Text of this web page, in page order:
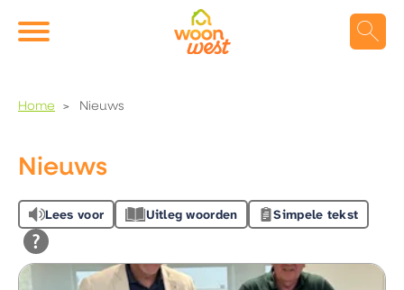
Naar de homepage
Ga naar Hoofd
Home Nieuws
Nieuws
Lees voor Uitleg woorden Simpele tekst